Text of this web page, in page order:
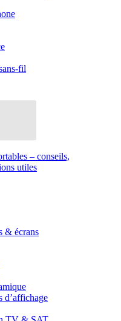
fil
– conseils,
utiles
& écrans
d’affichage